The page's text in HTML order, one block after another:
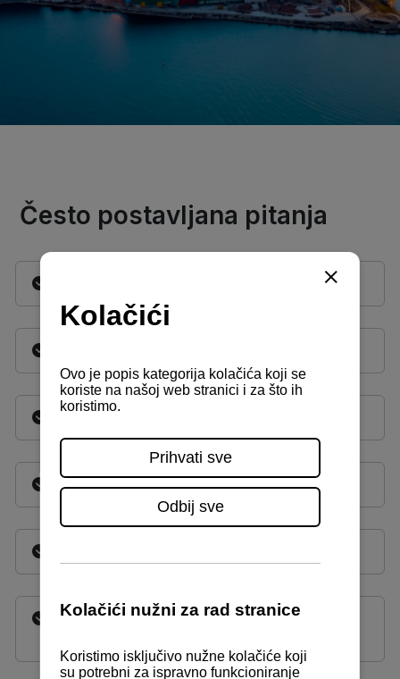
Često postavljana pitanja
Gdje registrirati i upisati plovilo?
Gdje kupiti vinjetu za plovilo?
Gdje dobiti informacije o sidrenju u